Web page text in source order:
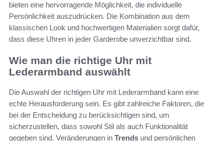
bieten eine hervorragende Möglichkeit, die individuelle
Persönlichkeit auszudrücken. Die Kombination aus dem
klassischen Look und hochwertigen Materialien sorgt dafür,
dass diese Uhren in jeder Garderobe unverzichtbar sind.
Wie man die richtige Uhr mit
Lederarmband auswählt
Die Auswahl der richtigen Uhr mit Lederarmband kann eine
echte Herausforderung sein. Es gibt zahlreiche Faktoren, die
bei der Entscheidung zu berücksichtigen sind, um
sicherzustellen, dass sowohl Stil als auch Funktionalität
gegeben sind. Veränderungen in Trends und persönlichen